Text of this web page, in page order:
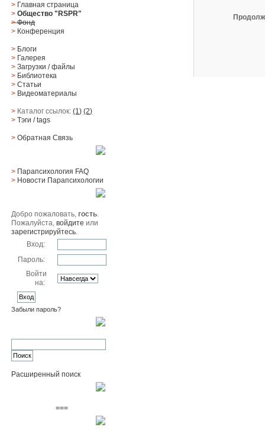
> Главная страница
> Общество "RSPR"
> Фонд
> Конференция
> Блоги
> Галерея
> Загрузки/файлы
> Библиотека
> Статьи
> Видеоматериалы
> Каталог ссылок:(1) (2)
> Тэги/ tags
> Обратная Cвязь
> Парапсихология FAQ
> Новости Парапсихологии
Добро пожаловать,гость.
Пожалуйста,войдите или
зарегистрируйтесь.
Вход:
Пароль:
Войти
на:
Забыли пароль?
Расширенный поиск
===